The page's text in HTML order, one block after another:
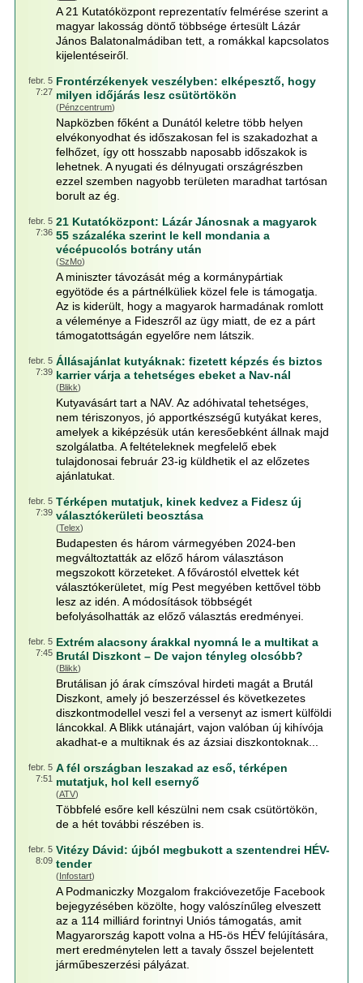
A 21 Kutatóközpont reprezentatív felmérése szerint a
magyar lakosság döntő többsége értesült Lázár
János Balatonalmádiban tett, a romákkal kapcsolatos
kijelentéseiről.
febr. 5
7:27
Frontérzékenyek veszélyben: elképesztő, hogy
milyen időjárás lesz csütörtökön
(Pénzcentrum)
Napközben főként a Dunától keletre több helyen
elvékonyodhat és időszakosan fel is szakadozhat a
felhőzet, így ott hosszabb naposabb időszakok is
lehetnek. A nyugati és délnyugati országrészben
ezzel szemben nagyobb területen maradhat tartósan
borult az ég.
febr. 5
7:36
21 Kutatóközpont: Lázár Jánosnak a magyarok
55 százaléka szerint le kell mondania a
vécépucolós botrány után
(SzMo)
A miniszter távozását még a kormánypártiak
egyötöde és a pártnélküliek közel fele is támogatja.
Az is kiderült, hogy a magyarok harmadának romlott
a véleménye a Fideszről az ügy miatt, de ez a párt
támogatottságán egyelőre nem látszik.
febr. 5
7:39
Állásajánlat kutyáknak: fizetett képzés és biztos
karrier várja a tehetséges ebeket a Nav-nál
(Blikk)
Kutyavásárt tart a NAV. Az adóhivatal tehetséges,
nem tériszonyos, jó apportkészségű kutyákat keres,
amelyek a kiképzésük után keresőebként állnak majd
szolgálatba. A feltételeknek megfelelő ebek
tulajdonosai február 23-ig küldhetik el az előzetes
ajánlatukat.
febr. 5
7:39
Térképen mutatjuk, kinek kedvez a Fidesz új
választókerületi beosztása
(Telex)
Budapesten és három vármegyében 2024-ben
megváltoztatták az előző három választáson
megszokott körzeteket. A fővárostól elvettek két
választókerületet, míg Pest megyében kettővel több
lesz az idén. A módosítások többségét
befolyásolhatták az előző választás eredményei.
febr. 5
7:45
Extrém alacsony árakkal nyomná le a multikat a
Brutál Diszkont – De vajon tényleg olcsóbb?
(Blikk)
Brutálisan jó árak címszóval hirdeti magát a Brutál
Diszkont, amely jó beszerzéssel és következetes
diszkontmodellel veszi fel a versenyt az ismert külföldi
láncokkal. A Blikk utánajárt, vajon valóban új kihívója
akadhat-e a multiknak és az ázsiai diszkontoknak...
febr. 5
7:51
A fél országban leszakad az eső, térképen
mutatjuk, hol kell esernyő
(ATV)
Többfelé esőre kell készülni nem csak csütörtökön,
de a hét további részében is.
febr. 5
8:09
Vitézy Dávid: újból megbukott a szentendrei HÉV-
tender
(Infostart)
A Podmaniczky Mozgalom frakcióvezetője Facebook
bejegyzésében közölte, hogy valószínűleg elveszett
az a 114 milliárd forintnyi Uniós támogatás, amit
Magyarország kapott volna a H5-ös HÉV felújítására,
mert eredménytelen lett a tavaly ősszel bejelentett
járműbeszerzési pályázat.